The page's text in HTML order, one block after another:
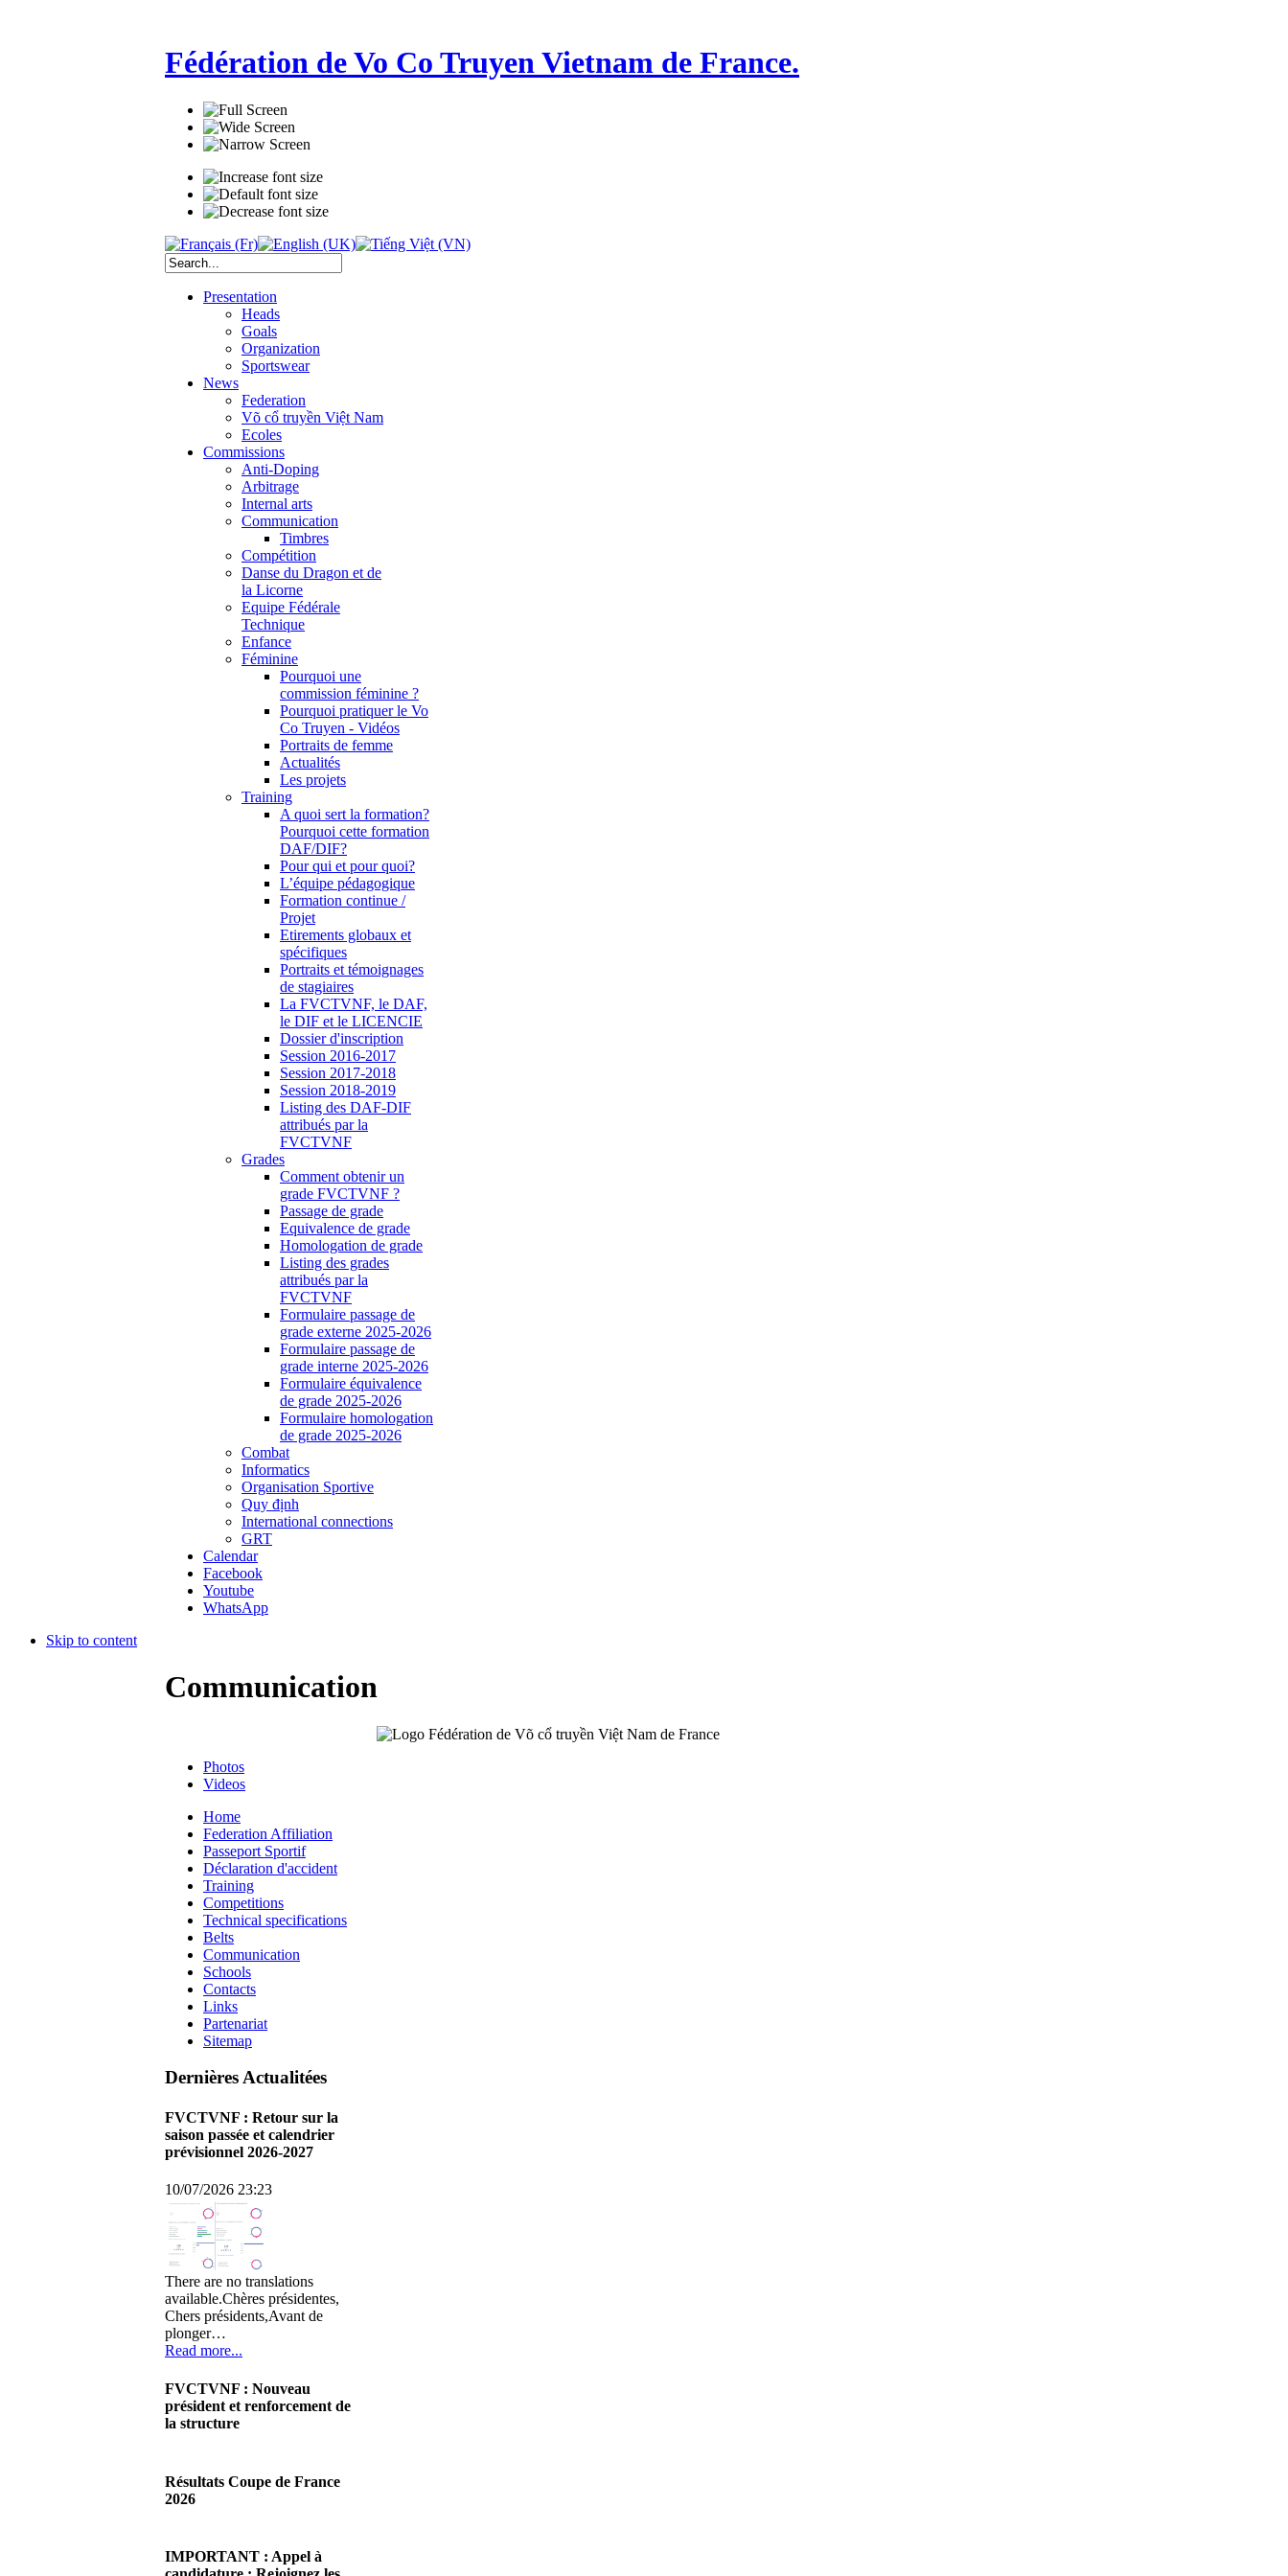
Fédération de Vo Co Truyen Vietnam de France.
Presentation
Heads
Goals
Organization
Sportswear
News
Federation
Võ cổ truyền Việt Nam
Ecoles
Commissions
Anti-Doping
Arbitrage
Internal arts
Communication
Timbres
Compétition
Danse du Dragon et de
la Licorne
Equipe Fédérale
Technique
Enfance
Féminine
Pourquoi une
commission féminine ?
Pourquoi pratiquer le Vo
Co Truyen - Vidéos
Portraits de femme
Actualités
Les projets
Training
A quoi sert la formation?
Pourquoi cette formation
DAF/DIF?
Pour qui et pour quoi?
L’équipe pédagogique
Formation continue /
Projet
Etirements globaux et
spécifiques
Portraits et témoignages
de stagiaires
La FVCTVNF, le DAF,
le DIF et le LICENCIE
Dossier d'inscription
Session 2016-2017
Session 2017-2018
Session 2018-2019
Listing des DAF-DIF
attribués par la
FVCTVNF
Grades
Comment obtenir un
grade FVCTVNF ?
Passage de grade
Equivalence de grade
Homologation de grade
Listing des grades
attribués par la
FVCTVNF
Formulaire passage de
grade externe 2025-2026
Formulaire passage de
grade interne 2025-2026
Formulaire équivalence
de grade 2025-2026
Formulaire homologation
de grade 2025-2026
Combat
Informatics
Organisation Sportive
Quy định
International connections
GRT
Calendar
Facebook
Youtube
WhatsApp
Skip to content
Communication
Photos
Videos
Home
Federation Affiliation
Passeport Sportif
Déclaration d'accident
Training
Competitions
Technical specifications
Belts
Communication
Schools
Contacts
Links
Partenariat
Sitemap
Dernières Actualitées
FVCTVNF : Retour sur la
saison passée et calendrier
prévisionnel 2026-2027
10/07/2026 23:23
There are no translations
available.Chères présidentes,
Chers présidents,Avant de
plonger…
Read more...
FVCTVNF : Nouveau
président et renforcement de
la structure
There are no translations
available.Chères Présidentes,
Read more...
Résultats Coupe de France
2026
There are no translations
available.Cliquez sur ce lien
IMPORTANT : Appel à